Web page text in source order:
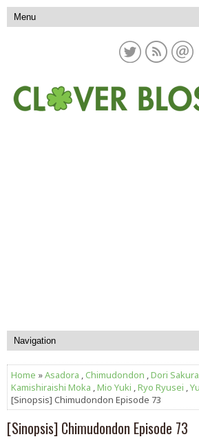
Home »Asadora ,Chimudondon ,Dori
Kamishiraishi Moka ,Mio Yuki ,Ryo Ryusei ,
[Sinopsis] Chimudondon Episode 73
[Sinopsis] Chimudondon Episode 73